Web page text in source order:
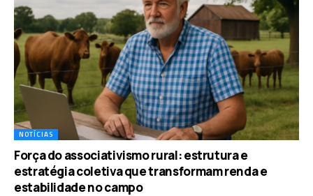
NOTÍCIAS
Força do associativismo rural: estrutura e
estratégia coletiva que transformam renda e
estabilidade no campo